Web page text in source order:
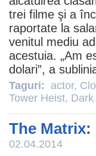
trei filme şi a
raportate la
venitul mediu
acestuia. „Am
dolari”, a
Taguri: actor,
Tower Heist,
The Matrix:
02.04.2014